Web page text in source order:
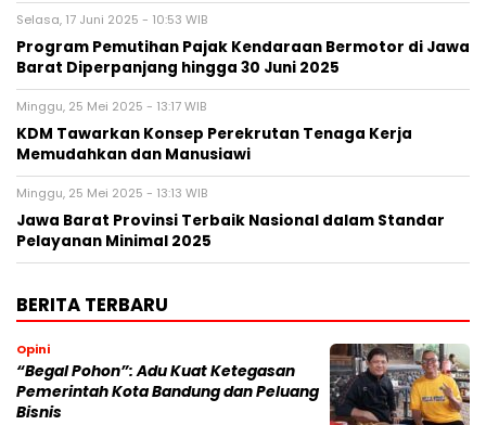
Selasa, 17 Juni 2025 - 10:53 WIB
Program Pemutihan Pajak Kendaraan Bermotor di Jawa
Barat Diperpanjang hingga 30 Juni 2025
Minggu, 25 Mei 2025 - 13:17 WIB
KDM Tawarkan Konsep Perekrutan Tenaga Kerja
Memudahkan dan Manusiawi
Minggu, 25 Mei 2025 - 13:13 WIB
Jawa Barat Provinsi Terbaik Nasional dalam Standar
Pelayanan Minimal 2025
BERITA TERBARU
Opini
“Begal Pohon”: Adu Kuat Ketegasan
Pemerintah Kota Bandung dan Peluang
Bisnis